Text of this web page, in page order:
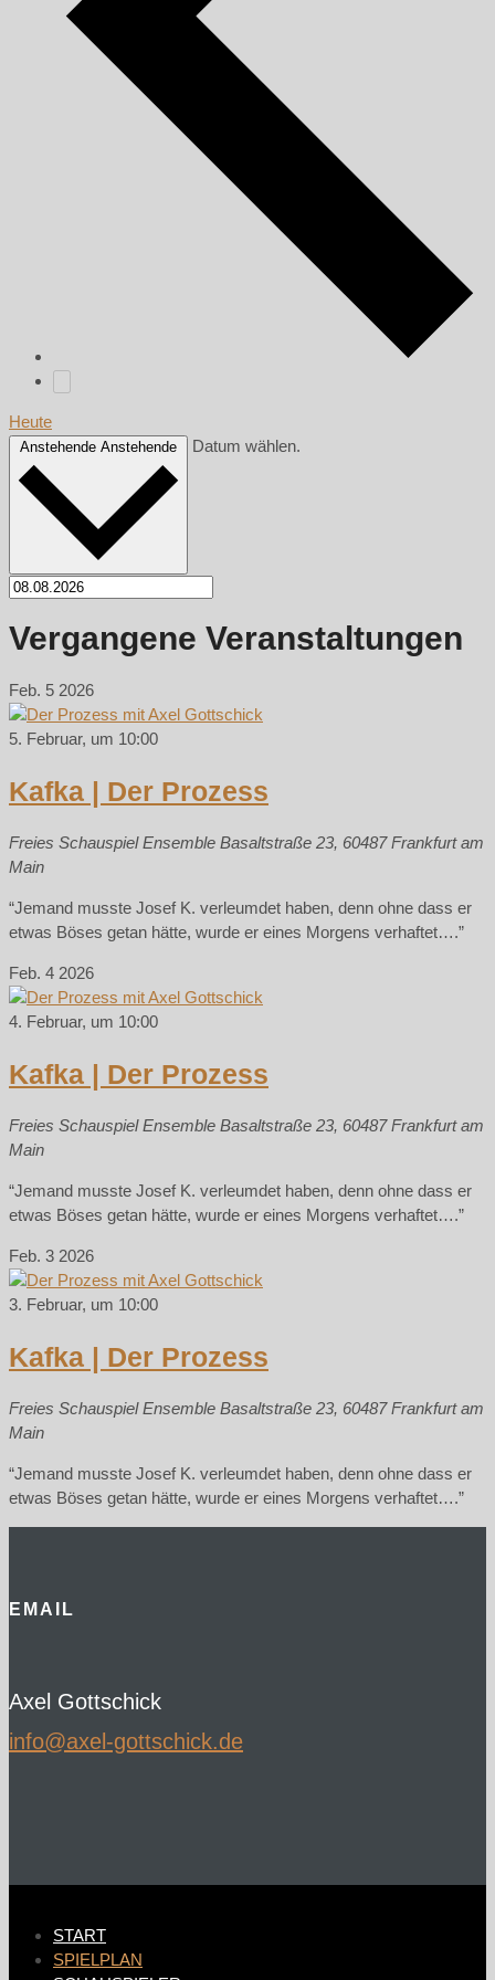
Heute
Anstehende Anstehende Datum wählen.
Vergangene Veranstaltungen
Feb. 5 2026
5. Februar, um 10:00
Kafka | Der Prozess
Freies Schauspiel Ensemble Basaltstraße 23, 60487 Frankfurt am
Main
“Jemand musste Josef K. verleumdet haben, denn ohne dass er
etwas Böses getan hätte, wurde er eines Morgens verhaftet….”
Feb. 4 2026
4. Februar, um 10:00
Kafka | Der Prozess
Freies Schauspiel Ensemble Basaltstraße 23, 60487 Frankfurt am
Main
“Jemand musste Josef K. verleumdet haben, denn ohne dass er
etwas Böses getan hätte, wurde er eines Morgens verhaftet….”
Feb. 3 2026
3. Februar, um 10:00
Kafka | Der Prozess
Freies Schauspiel Ensemble Basaltstraße 23, 60487 Frankfurt am
Main
“Jemand musste Josef K. verleumdet haben, denn ohne dass er
etwas Böses getan hätte, wurde er eines Morgens verhaftet….”
EMAIL
Axel Gottschick
ed.kcihcsttog-lexa@ofni
START
SPIELPLAN